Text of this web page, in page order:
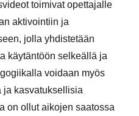
toimivat opettajalle
aktivointiin ja
jolla yhdistetään
käytäntöön selkeällä ja
voidaan myös
ja kasvatuksellisia
on ollut aikojen saatossa